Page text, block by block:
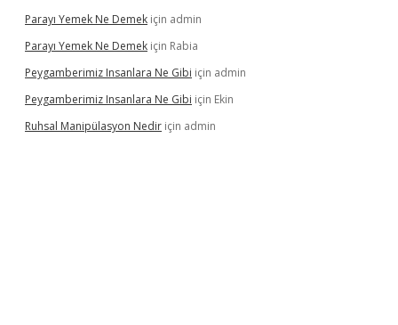
Parayı Yemek Ne Demek için admin
Parayı Yemek Ne Demek için Rabia
Peygamberimiz Insanlara Ne Gibi için admin
Peygamberimiz Insanlara Ne Gibi için Ekin
Ruhsal Manipülasyon Nedir için admin